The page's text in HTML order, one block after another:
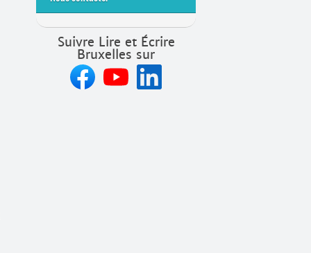
Suivre Lire et Écrire
Bruxelles sur